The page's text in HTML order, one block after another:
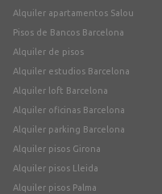
Alquiler apartamentos Salou
Pisos de Bancos Barcelona
Alquiler de pisos
Alquiler estudios Barcelona
Alquiler loft Barcelona
Alquiler oficinas Barcelona
Alquiler parking Barcelona
Alquiler pisos Girona
Alquiler pisos Lleida
Alquiler pisos Palma